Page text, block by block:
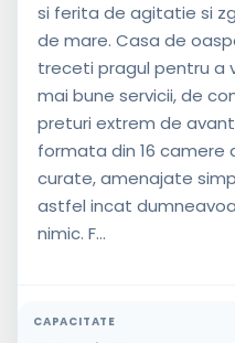
si ferita de agitatie si
de mare. Casa de
treceti pragul pentru a
mai bune servicii, de
preturi extrem de
formata din 16 camere
curate, amenajate
astfel incat
nimic. F...
CAPACITATE